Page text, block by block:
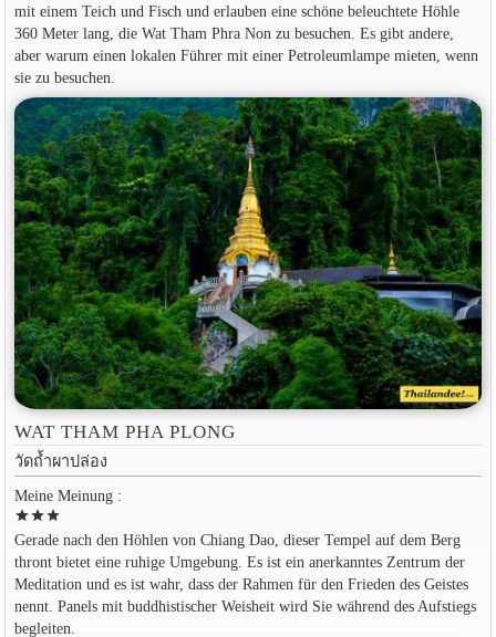
mit einem Teich und Fisch und erlauben eine schöne beleuchtete Höhle
360 Meter lang, die Wat Tham Phra Non zu besuchen. Es gibt andere,
aber warum einen lokalen Führer mit einer Petroleumlampe mieten, wenn
sie zu besuchen.
WAT THAM PHA PLONG
วัดถ้ำผาปล่อง
Meine Meinung :
starstarstar
Gerade nach den Höhlen von Chiang Dao, dieser Tempel auf dem Berg
thront bietet eine ruhige Umgebung. Es ist ein anerkanntes Zentrum der
Meditation und es ist wahr, dass der Rahmen für den Frieden des Geistes
nennt. Panels mit buddhistischer Weisheit wird Sie während des Aufstiegs
begleiten.